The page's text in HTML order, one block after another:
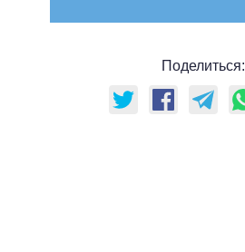
Поделиться: